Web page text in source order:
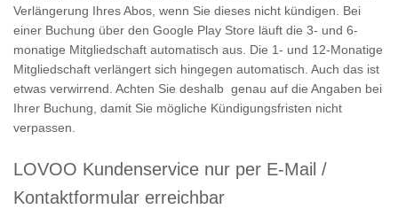
Verlängerung Ihres Abos, wenn Sie dieses nicht kündigen. Bei
einer Buchung über den Google Play Store läuft die 3- und 6-
monatige Mitgliedschaft automatisch aus. Die 1- und 12-Monatige
Mitgliedschaft verlängert sich hingegen automatisch. Auch das ist
etwas verwirrend. Achten Sie deshalb genau auf die Angaben bei
Ihrer Buchung, damit Sie mögliche Kündigungsfristen nicht
verpassen.
LOVOO Kundenservice nur per E-Mail /
Kontaktformular erreichbar